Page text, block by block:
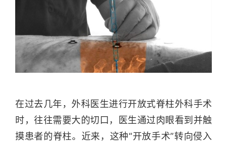
在过去几年，外科医生进行开放式脊柱外科手术
时，往往需要大的切口，医生通过肉眼看到并触
摸患者的脊柱。近来，这种“开放手术”转向侵入